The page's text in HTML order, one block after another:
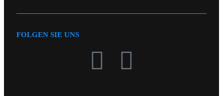
FOLGEN SIE UNS